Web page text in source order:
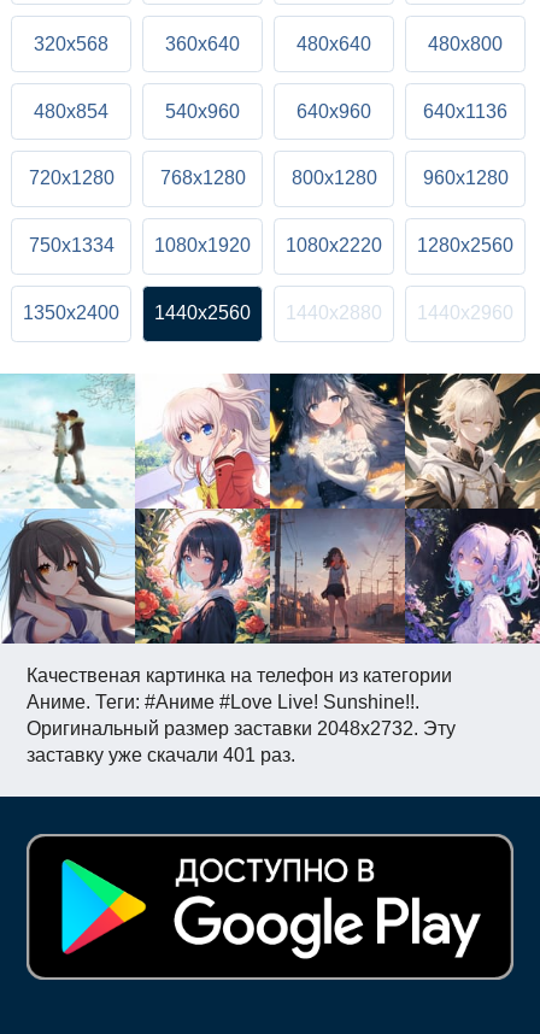
Качественая картинка на телефон из категории
Аниме. Теги: #Аниме #Love Live! Sunshine!!.
Оригинальный размер заставки 2048x2732. Эту
заставку уже скачали 401 раз.
320x568 360x640 480x640 480x800
480x854 540x960 640x960 640x1136
720x1280 768x1280 800x1280 960x1280
750x1334 1080x1920 1080x2220 1280x2560
1350x2400 1440x2560 1440x2880 1440x2960